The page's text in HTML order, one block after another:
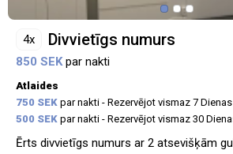
4x Divvietīgs numurs
850 SEKpar nakti
Atlaides
750 SEK par nakti - Rezervējot vismaz 7 Dienas
500 SEK par nakti - Rezervējot vismaz 30
Ērts divvietīgs numurs ar 2 atsevišķām